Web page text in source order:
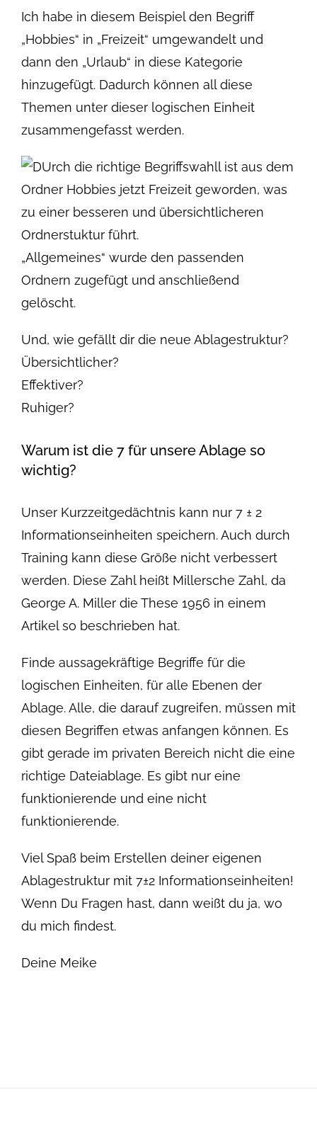
Ich habe in diesem Beispiel den Begriff
„Hobbies“ in „Freizeit“ umgewandelt und
dann den „Urlaub“ in diese Kategorie
hinzugefügt. Dadurch können all diese
Themen unter dieser logischen Einheit
zusammengefasst werden.
„Allgemeines“ wurde den passenden
Ordnern zugefügt und anschließend
gelöscht.
Und, wie gefällt dir die neue Ablagestruktur?
Übersichtlicher?
Effektiver?
Ruhiger?
Warum ist die 7 für unsere Ablage so
wichtig?
Unser Kurzzeitgedächtnis kann nur 7 ± 2
Informationseinheiten speichern. Auch durch
Training kann diese Größe nicht verbessert
werden. Diese Zahl heißt Millersche Zahl, da
George A. Miller die These 1956 in einem
Artikel so beschrieben hat.
Finde aussagekräftige Begriffe für die
logischen Einheiten, für alle Ebenen der
Ablage. Alle, die darauf zugreifen, müssen mit
diesen Begriffen etwas anfangen können. Es
gibt gerade im privaten Bereich nicht die eine
richtige Dateiablage. Es gibt nur eine
funktionierende und eine nicht
funktionierende.
Viel Spaß beim Erstellen deiner eigenen
Ablagestruktur mit 7±2 Informationseinheiten!
Wenn Du Fragen hast, dann weißt du ja, wo
du mich findest.
Deine Meike